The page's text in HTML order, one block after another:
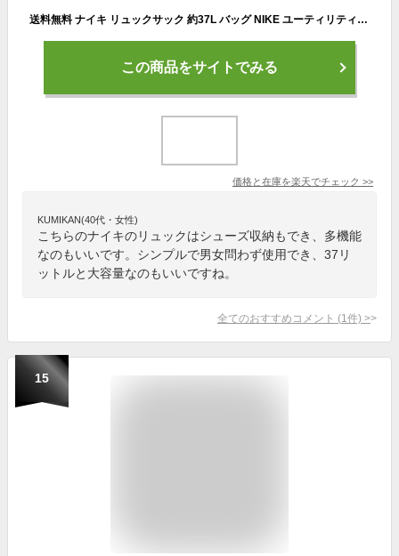
送料無料 ナイキ リュックサック 約37L バッグ NIKE ユーティリティ エリート バックパック2.0 ユニセックス スポーツバッグ 多機能 鞄 通勤 ビジネス 通学 普段使い カジュアル 普段使い メンズリュック カバン デイパック ブランド かばん/FN4173-010【ギフト不可】
この商品をサイトでみる
価格と在庫を楽天でチェック >>
KUMIKAN(40代・女性)
こちらのナイキのリュックはシューズ収納もでき、多機能
なのもいいです。シンプルで男女問わず使用でき、37リ
ットルと大容量なのもいいですね。
全てのおすすめコメント (1 件) >
15